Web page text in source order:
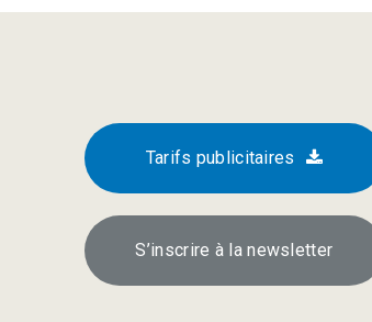
Tarifs publicitaires
S’inscrire à la newsletter